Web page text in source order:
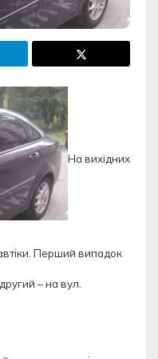
На вихідних
Перший випадок
– на вул.